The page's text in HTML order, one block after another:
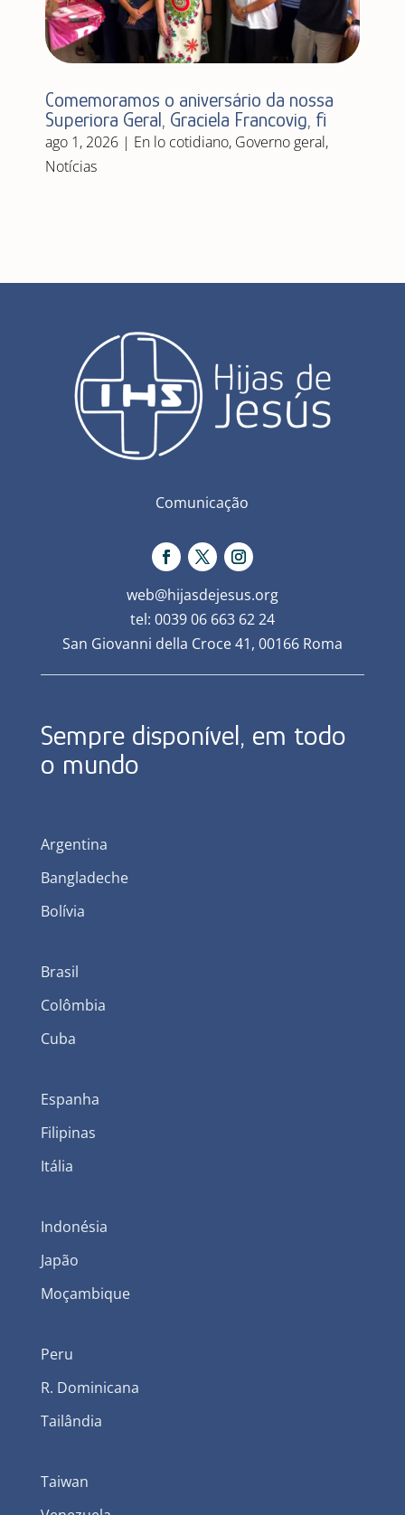
Comemoramos o aniversário da nossa
Superiora Geral, Graciela Francovig, fi
ago 1, 2026| En lo cotidiano, Governo geral,
Notícias
Comunicação
web@hijasdejesus.org
tel: 0039 06 663 62 24
San Giovanni della Croce 41, 00166 Roma
Sempre disponível, em todo
o mundo
Argentina
Bangladeche
Bolívia
Brasil
Colômbia
Cuba
Espanha
Filipinas
Itália
Indonésia
Japão
Moçambique
Peru
R. Dominicana
Tailândia
Taiwan